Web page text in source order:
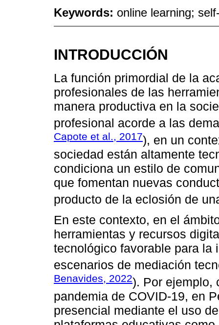
Keywords: online learning;
INTRODUCCIÓN
La función primordial de la
profesionales de las
manera productiva en la
profesional acorde a las
Capote et al., 2017), en un
sociedad están altamente
condiciona un estilo de
que fomentan nuevas
producto de la eclosión de
En este contexto, en el
herramientas y recursos
tecnológico favorable para la
escenarios de mediación
Benavides, 2022). Por ejemplo,
pandemia de COVID-19, en
presencial mediante el uso